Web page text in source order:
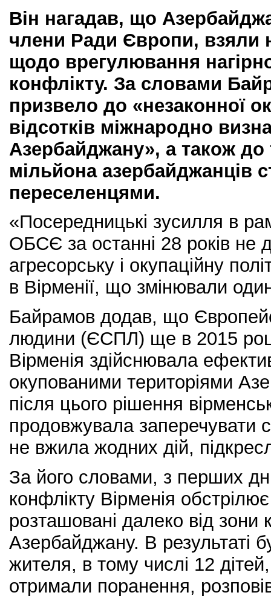
Він нагадав, що
члени Ради Європи, взяли
щодо врегулювання
конфлікту. За словами
призвело до «незаконної
відсотків міжнародно
Азербайджану», а також
мільйона азербайджанців
переселенцями.
«Посередницькі зусилля в
ОБСЄ за останні 28 років не
агресорську і окупаційну
в Вірменії, що змінювали
Байрамов додав, що
людини (ЄСПЛ) ще в 2015
Вірменія здійснювала
окупованими територіями
після цього рішення
продовжувала заперечувати
не вжила жодних дій,
За його словами, з перших
конфлікту Вірменія обстрілює
розташовані далеко від зони
Азербайджану. В результаті
жителя, в тому числі 12
отримали поранення,